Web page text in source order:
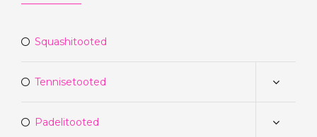
Squashitooted
Tennisetooted
Padelitooted